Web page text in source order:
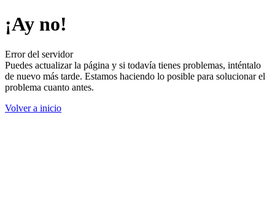
¡Ay no!
Error del servidor
Puedes actualizar la página y si todavía tienes problemas, inténtalo
de nuevo más tarde. Estamos haciendo lo posible para solucionar el
problema cuanto antes.
Volver a inicio